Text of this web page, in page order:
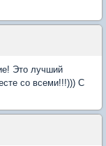
Это лучший
со всеми!!!))) С